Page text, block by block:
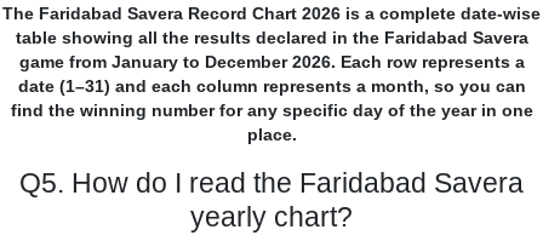
The Faridabad Savera Record Chart 2026 is a complete date-wise
table showing all the results declared in the Faridabad Savera
game from January to December 2026. Each row represents a
date (1–31) and each column represents a month, so you can
find the winning number for any specific day of the year in one
place.
Q5. How do I read the Faridabad Savera
yearly chart?